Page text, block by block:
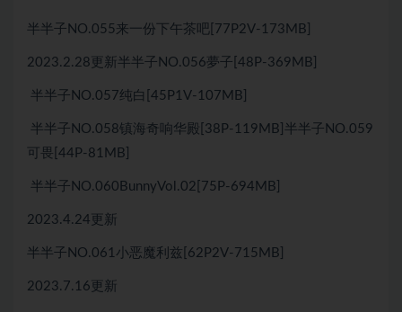
半半子NO.055来一份下午茶吧[77P2V-173MB]
2023.2.28更新半半子NO.056夢子[48P-369MB]
半半子NO.057纯白[45P1V-107MB]
半半子NO.058镇海奇响华殿[38P-119MB]半半子NO.059
可畏[44P-81MB]
半半子NO.060BunnyVol.02[75P-694MB]
2023.4.24更新
半半子NO.061小恶魔利兹[62P2V-715MB]
2023.7.16更新